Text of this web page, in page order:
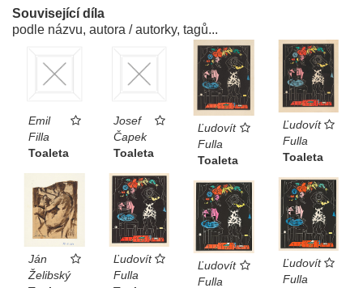
Související díla
podle názvu, autora / autorky, tagů...
Emil
Filla
Toaleta
Josef
Čapek
Toaleta
Ľudovít
Fulla
Toaleta
Ľudovít
Fulla
Toaleta
Ján
Želibský
Ľudovít
Fulla
Ľudovít
Fulla
Ľudovít
Fulla